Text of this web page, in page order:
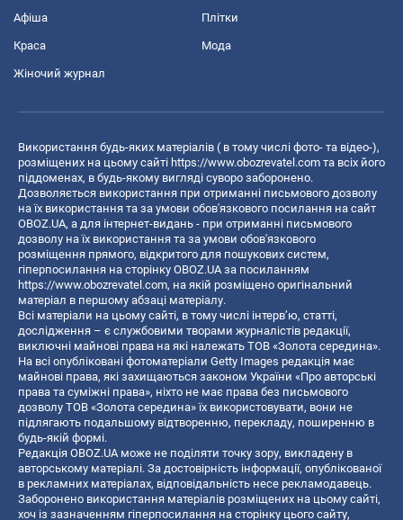
Афіша Плітки
Краса Мода
Жіночий журнал
Використання будь-яких матеріалів ( в тому числі фото- та відео-),
розміщених на цьому сайті https://www.obozrevatel.com та всіх його
піддоменах, в будь-якому вигляді суворо заборонено.
Дозволяється використання при отриманні письмового дозволу
на їх використання та за умови обов'язкового посилання на сайт
OBOZ.UA, а для інтернет-видань - при отриманні письмового
дозволу на їх використання та за умови обов'язкового
розміщення прямого, відкритого для пошукових систем,
гіперпосилання на сторінку OBOZ.UA за посиланням
https://www.obozrevatel.com, на якій розміщено оригінальний
матеріал в першому абзаці матеріалу.
Всі матеріали на цьому сайті, в тому числі інтерв’ю, статті,
дослідження – є службовими творами журналістів редакції,
виключні майнові права на які належать ТОВ «Золота середина».
На всі опубліковані фотоматеріали Getty Images редакція має
майнові права, які захищаються законом України «Про авторські
права та суміжні права», ніхто не має права без письмового
дозволу ТОВ «Золота середина» їх використовувати, вони не
підлягають подальшому відтворенню, перекладу, поширенню в
будь-якій формі.
Редакція OBOZ.UA може не поділяти точку зору, викладену в
авторському матеріалі. За достовірність інформації, опублікованої
в рекламних матеріалах, відповідальність несе рекламодавець.
Заборонено використання матеріалів розміщених на цьому сайті,
хоч із зазначенням гіперпосилання на сторінку цього сайту,